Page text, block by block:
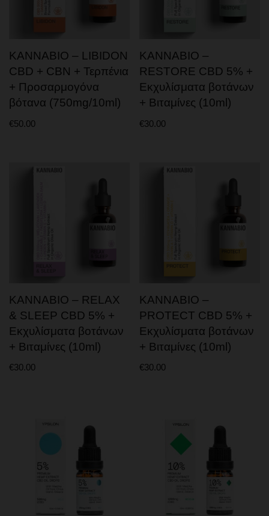
T9HC
T9HC VAPE
T9HC CHARAS & MOONROCK
T9HC PREROLL
ΑΤΜΙΣΜΑ
CBD SOLID – CRYSTAL
ΚΡΕΜΕΣ – ΑΛΟΙΦΕΣ
ΠΡΟΣΩΠΙΚΗ ΦΡΟΝΤΙΔΑ
CBD GUMMIES & CAPSULES
ΤΣΑΙ – ΚΑΦΕΣ CBD
ΣΟΚΟΛΑΤΕΣ – ΜΠΙΣΚΟΤΑ – ΖΑΧΑΡΩΔΗ
ΠΡΩΤΕΙΝΕΣ ΚΑΝΝΑΒΗΣ
ΜΠΟΝΓΚ (BONG) & ΠΙΠΑΚΙΑ
GRINDERS
KANNABIO – LIBIDON
CBD + CBN + Τερπένια
+ Προσαρμογόνα
βότανα (750mg/10ml)
€50.00
KANNABIO –
RESTORE CBD 5% +
Εκχυλίσματα βοτάνων
+ Βιταμίνες (10ml)
€30.00
KANNABIO – RELAX
& SLEEP CBD 5% +
Εκχυλίσματα βοτάνων
+ Βιταμίνες (10ml)
€30.00
KANNABIO –
PROTECT CBD 5% +
Εκχυλίσματα βοτάνων
+ Βιταμίνες (10ml)
€30.00